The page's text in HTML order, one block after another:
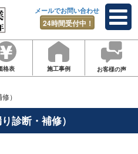
メールでお問い合わせ
24時間受付中！
格表 施工事例 お客様の声
）
診断・補修）